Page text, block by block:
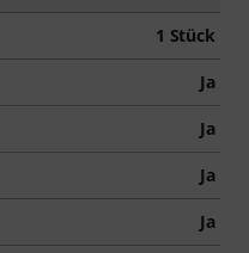
1 Stück
Ja
Ja
Ja
Ja